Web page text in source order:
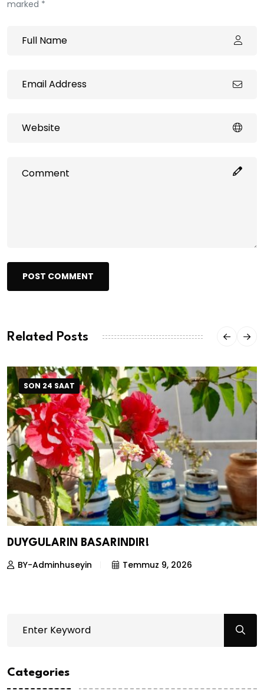
marked *
POST COMMENT
Related Posts
SON 24 SAAT
DUYGULARIN BASARINDIR!
BY-Adminhuseyin Temmuz 9, 2026
Categories